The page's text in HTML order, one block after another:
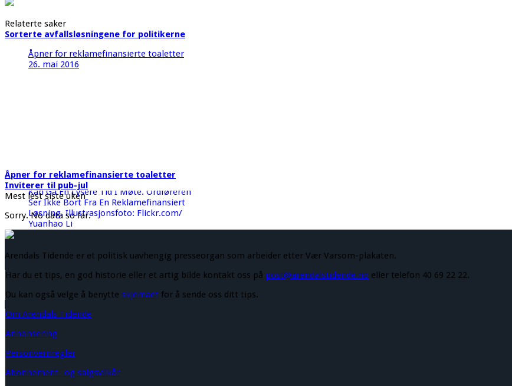
Relaterte saker
Sorterte avfallsløsningene for politikerne
Åpner for reklamefinansierte toaletter
26. mai 2016
Åpner for reklamefinansierte toaletter
Inviterer til pub-jul
Mest lest siste uken
Sorry. No data so far.
Arendals Tidende er et politisk uavhengig presseorgan som arbeider etter Vær Varsom-plakaten.
Har du et tips, en god historie eller et artig bilde kontakt oss på post@arendalstidende.no eller telefon 40 69 22 22.
Du kan også velge å benytte skjemaet for å sende oss ditt tips.
Om Arendals Tidende
Annonsering
Personvernregler
Abonnement- og salgsvilkår